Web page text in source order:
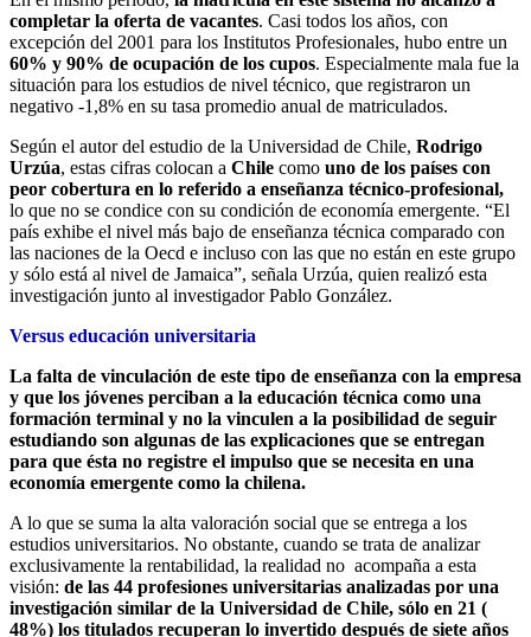
completar la oferta de vacantes. Casi todos los años, con
excepción del 2001 para los Institutos Profesionales, hubo entre un
60% y 90% de ocupación de los cupos. Especialmente mala fue la
situación para los estudios de nivel técnico, que registraron un
negativo -1,8% en su tasa promedio anual de matriculados.
Según el autor del estudio de la Universidad de Chile, Rodrigo
Urzúa, estas cifras colocan a Chile como uno de los países con
peor cobertura en lo referido a enseñanza técnico-profesional,
lo que no se condice con su condición de economía emergente. “El
país exhibe el nivel más bajo de enseñanza técnica comparado con
las naciones de la Oecd e incluso con las que no están en este grupo
y sólo está al nivel de Jamaica”, señala Urzúa, quien realizó esta
investigación junto al investigador Pablo González.
Versus educación universitaria
La falta de vinculación de este tipo de enseñanza con la empresa
y que los jóvenes perciban a la educación técnica como una
formación terminal y no la vinculen a la posibilidad de seguir
estudiando son algunas de las explicaciones que se entregan
para que ésta no registre el impulso que se necesita en una
economía emergente como la chilena.
A lo que se suma la alta valoración social que se entrega a los
estudios universitarios. No obstante, cuando se trata de analizar
exclusivamente la rentabilidad, la realidad no acompaña a esta
visión: de las 44 profesiones universitarias analizadas por una
investigación similar de la Universidad de Chile, sólo en 21 (
48%) los titulados recuperan lo invertido después de siete años